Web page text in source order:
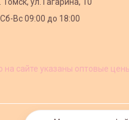
Сб-Вс 09:00 до 18:00
на сайте указаны оптовые